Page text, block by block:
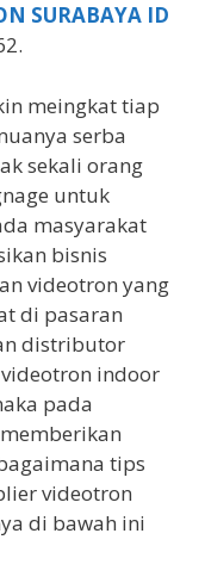
SURABAYA ID
meingkat tiap
serba
sekali orang
untuk
masyarakat
bisnis
videotron yang
di pasaran
distributor
indoor
pada
tips
videotron
di bawah ini